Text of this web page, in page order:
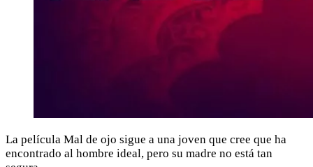
La película Mal de ojo sigue a una joven que cree que ha
encontrado al hombre ideal, pero su madre no está tan